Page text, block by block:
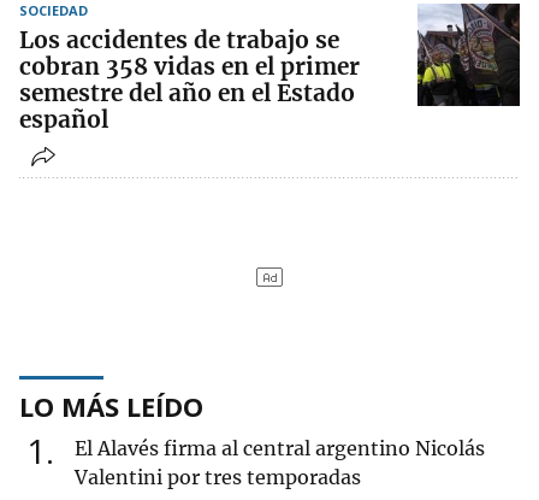
SOCIEDAD
Los accidentes de trabajo se
cobran 358 vidas en el primer
semestre del año en el Estado
español
LO MÁS LEÍDO
1
El Alavés firma al central argentino Nicolás
Valentini por tres temporadas